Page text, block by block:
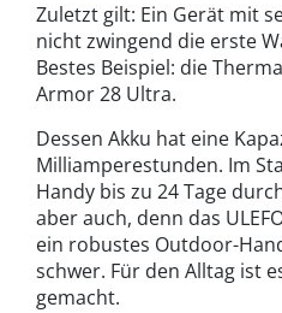
Zuletzt gilt: Ein Gerät mit
nicht zwingend die erste
Bestes Beispiel: die
Armor 28 Ultra.
Dessen Akku hat eine
Milliamperestunden. Im
Handy bis zu 24 Tage
aber auch, denn das
ein robustes Outdoor-
schwer. Für den Alltag ist
gemacht.